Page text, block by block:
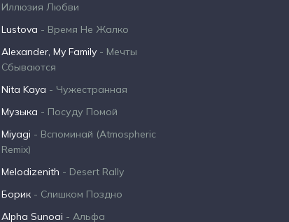
Иллюзия Любви
Lustova - Время Не Жалко
Alexander, My Family - Мечты
Сбываются
Nita Kaya - Чужестранная
Музыка - Посуду Помой
Miyagi - Вспоминай (Atmospheric
Remix)
Melodizenith - Desert Rally
Борик - Слишком Поздно
Alpha Sunoai - Альфа